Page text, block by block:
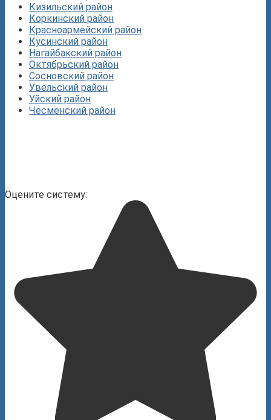
Кизильский район
Коркинский район
Красноармейский район
Кусинский район
Нагайбакский район
Октябрьский район
Сосновский район
Увельский район
Уйский район
Чесменский район
Оцените систему: